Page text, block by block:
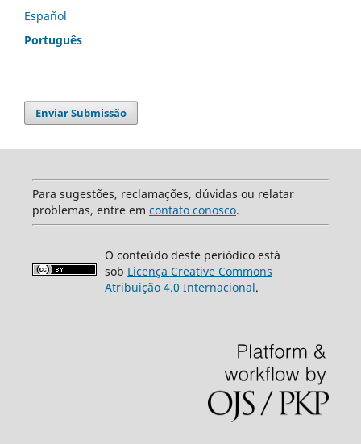
Español
Português
Enviar Submissão
Para sugestões, reclamações, dúvidas ou relatar
problemas, entre em contato conosco.
O conteúdo deste periódico está
sob Licença Creative Commons
Atribuição 4.0 Internacional.